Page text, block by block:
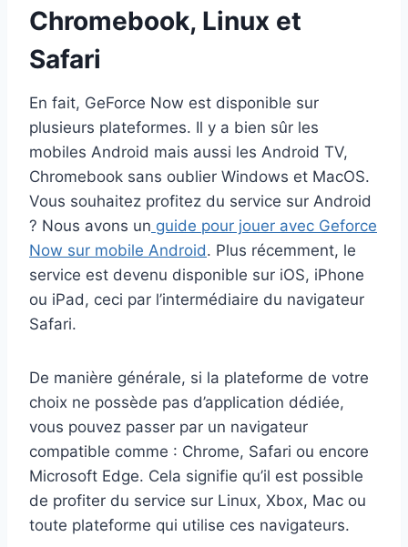
Chromebook, Linux et
Safari
En fait, GeForce Now est disponible sur
plusieurs plateformes. Il y a bien sûr les
mobiles Android mais aussi les Android TV,
Chromebook sans oublier Windows et MacOS.
Vous souhaitez profitez du service sur Android
? Nous avons un guide pour jouer avec Geforce
Now sur mobile Android. Plus récemment, le
service est devenu disponible sur iOS, iPhone
ou iPad, ceci par l’intermédiaire du navigateur
Safari.
De manière générale, si la plateforme de votre
choix ne possède pas d’application dédiée,
vous pouvez passer par un navigateur
compatible comme : Chrome, Safari ou encore
Microsoft Edge. Cela signifie qu’il est possible
de profiter du service sur Linux, Xbox, Mac ou
toute plateforme qui utilise ces navigateurs.